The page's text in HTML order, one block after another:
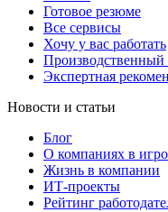
Готовое резюме
Все сервисы
Хочу у вас работать
Производственный
Экспертная
Новости и статьи
Блог
О компаниях в
Жизнь в компании
ИТ-проекты
Рейтинг